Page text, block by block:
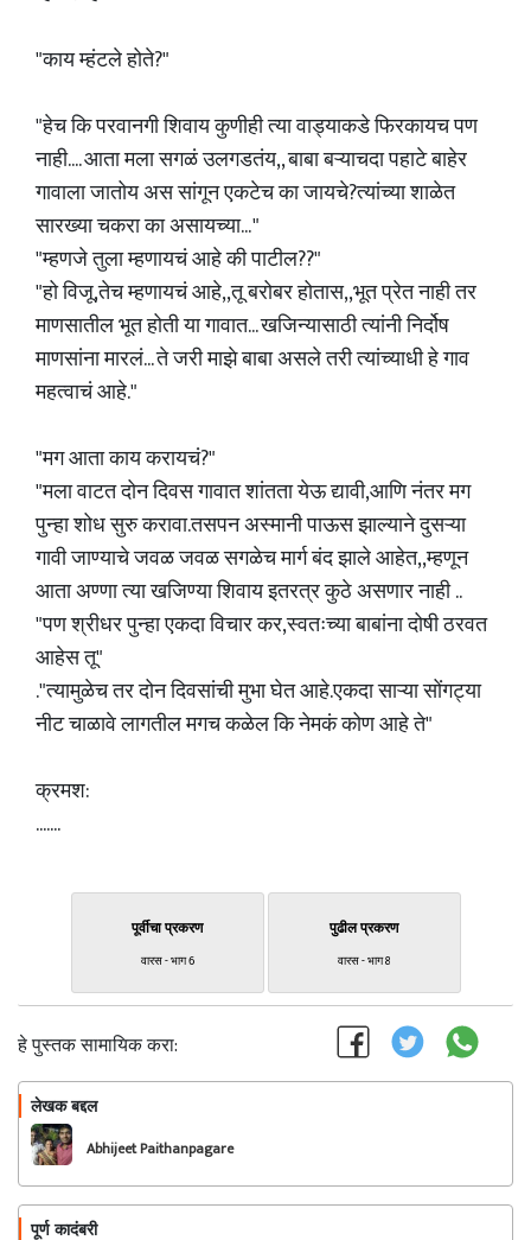
"काय म्हंटले होते?"
"हेच कि परवानगी शिवाय कुणीही त्या वाड्याकडे फिरकायच पण
नाही.... आता मला सगळं उलगडतंय,, बाबा बऱ्याचदा पहाटे बाहेर
गावाला जातोय अस सांगून एकटेच का जायचे?त्यांच्या शाळेत
सारख्या चकरा का असायच्या... "
"म्हणजे तुला म्हणायचं आहे की पाटील??"
"हो विजू,तेच म्हणायचं आहे,,तू बरोबर होतास,,भूत प्रेत नाही तर
माणसातील भूत होती या गावात... खजिन्यासाठी त्यांनी निर्दोष
माणसांना मारलं... ते जरी माझे बाबा असले तरी त्यांच्याधी हे गाव
महत्वाचं आहे."
"मग आता काय करायचं?"
"मला वाटत दोन दिवस गावात शांतता येऊ द्यावी,आणि नंतर मग
पुन्हा शोध सुरु करावा.तसपन अस्मानी पाऊस झाल्याने दुसऱ्या
गावी जाण्याचे जवळ जवळ सगळेच मार्ग बंद झाले आहेत,,म्हणून
आता अण्णा त्या खजिण्या शिवाय इतरत्र कुठे असणार नाही ..
"पण श्रीधर पुन्हा एकदा विचार कर,स्वतःच्या बाबांना दोषी ठरवत
आहेस तू"
."त्यामुळेच तर दोन दिवसांची मुभा घेत आहे.एकदा साऱ्या सोंगट्या
नीट चाळावे लागतील मगच कळेल कि नेमकं कोण आहे ते"
क्रमश:
.......
पूर्वीचा प्रकरण
वारस - भाग 6
पुढील प्रकरण
वारस - भाग 8
हे पुस्तक सामायिक करा:
लेखक बद्दल
Abhijeet Paithanpagare
पूर्ण कादंबरी